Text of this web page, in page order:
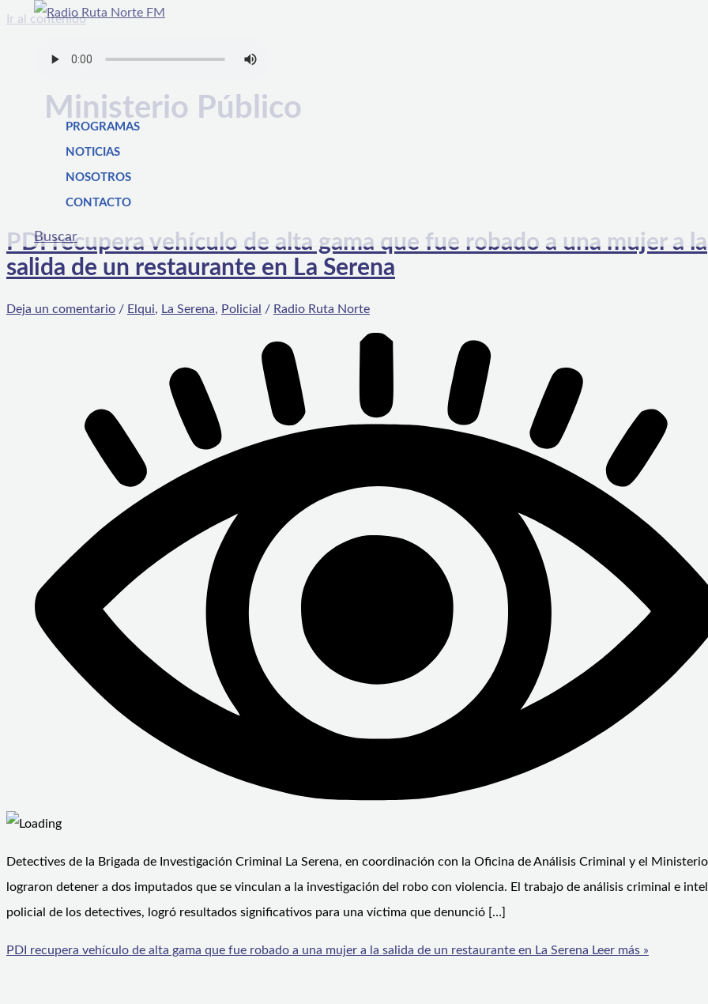
Ir al contenido
PROGRAMAS
NOTICIAS
NOSOTROS
CONTACTO
Buscar
Ministerio Público
PDI recupera vehículo de alta gama que fue robado a una mujer a la
salida de un restaurante en La Serena
Deja un comentario / Elqui, La Serena, Policial / Radio Ruta Norte
Detectives de la Brigada de Investigación Criminal La Serena, en coordinación con la Oficina de Análisis Criminal y el
lograron detener a dos imputados que se vinculan a la investigación del robo con violencia. El trabajo de análisis criminal e
policial de los detectives, logró resultados significativos para una víctima que denunció […]
PDI recupera vehículo de alta gama que fue robado a una mujer a la salida de un restaurante en La Serena Leer más »